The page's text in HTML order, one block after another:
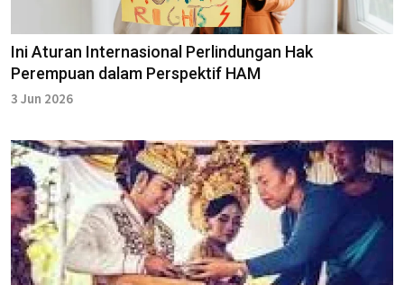
Ini Aturan Internasional Perlindungan Hak
Perempuan dalam Perspektif HAM
3 Jun 2026